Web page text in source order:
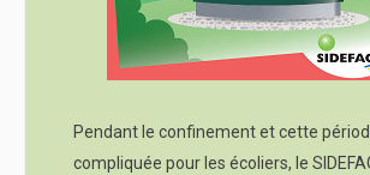
Pendant le confinement et cette
compliquée pour les écoliers, le